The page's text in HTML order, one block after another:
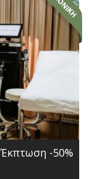
Έκπτωση -50%